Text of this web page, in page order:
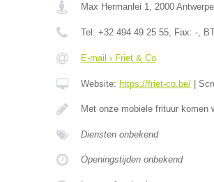
Max Hermanlei 1, 2000
Tel: +32 494 49 25 55, Fax: -,
E-mail › Friet & Co
Website: https://friet-co.be/|
Met onze mobiele frituur komen
Diensten onbekend
Openingstijden onbekend